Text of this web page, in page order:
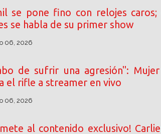
se pone fino con relojes caros;
se habla de su primer show
06, 2026
de sufrir una agresión":
el rifle a streamer en vivo
06, 2026
mete al contenido exclusivo!